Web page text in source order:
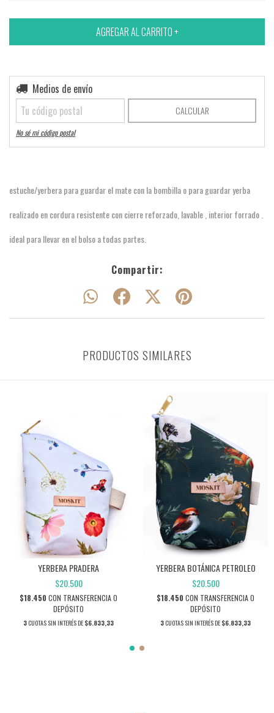
Entregas para el CP:
Medios de envío
CALCULAR
No sé mi código postal
estuche/yerbera para guardar el mate con la bombilla o para guardar yerba
realizado en cordura resistente con cierre reforzado, lavable , interior forrado .
ideal para llevar en el bolso a todas partes.
Compartir:
PRODUCTOS SIMILARES
YERBERA PRADERA
$20.500
$18.450 CON TRANSFERENCIA O
DEPÓSITO
3CUOTAS SIN INTERÉS DE $6.833,33
YERBERA BOTÁNICA PETROLEO
$20.500
$18.450 CON TRANSFERENCIA O
DEPÓSITO
3CUOTAS SIN INTERÉS DE $6.833,33